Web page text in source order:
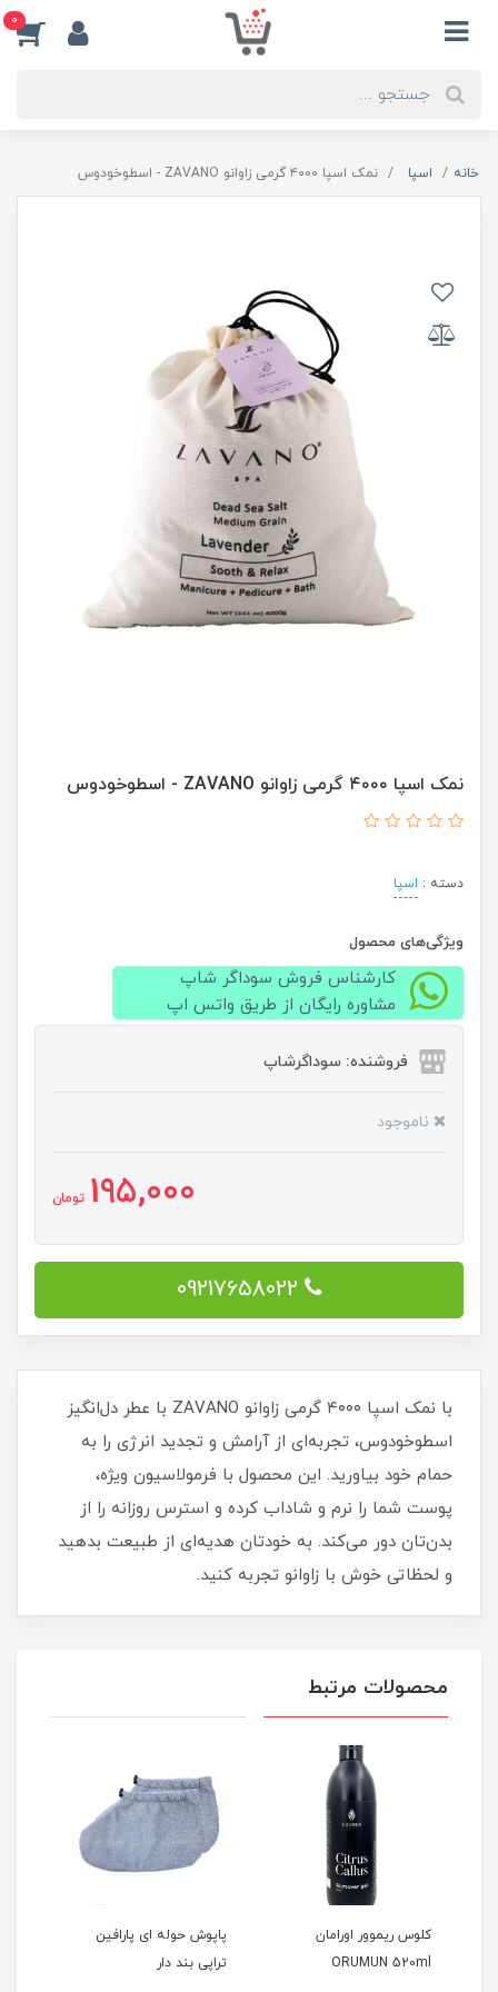
0
خانه اسپا نمک اسپا ۴۰۰۰ گرمی زاوانو ZAVANO - اسطوخودوس
نمک اسپا ۴۰۰۰ گرمی زاوانو ZAVANO - اسطوخودوس
دسته : اسپا
ویژگی‌های محصول
کارشناس فروش سوداگر شاپ
مشاوره رایگان از طریق واتس اپ
فروشنده: سوداگرشاپ
ناموجود
195,000 تومان
09217658022
با نمک اسپا ۴۰۰۰ گرمی زاوانو ZAVANO با عطر دل‌انگیز
اسطوخودوس، تجربه‌ای از آرامش و تجدید انرژی را به
حمام خود بیاورید. این محصول با فرمولاسیون ویژه،
پوست شما را نرم و شاداب کرده و استرس روزانه را از
بدن‌تان دور می‌کند. به خودتان هدیه‌ای از طبیعت بدهید
و لحظاتی خوش با زاوانو تجربه کنید.
محصولات مرتبط
کلوس ریموور اورامان
ORUMUN 520ml
پاپوش حوله ای پارافین
تراپی بند دار